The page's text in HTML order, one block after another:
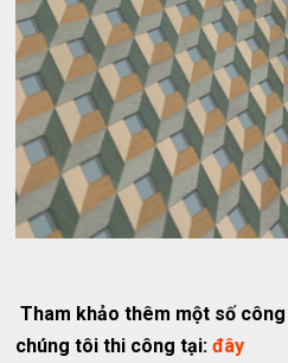
Tham khảo thêm một số
chúng tôi thi công tại:đây